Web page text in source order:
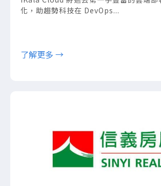
化，助趨勢科技在 DevOps...
了解更多 →